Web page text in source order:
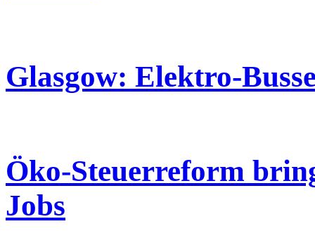
Glasgow: Elektro-
Öko-Steuerreform
Jobs